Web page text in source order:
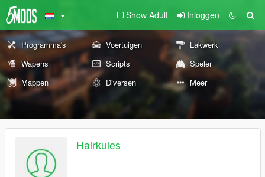
Show Adult Inloggen
Programma's Voertuigen
Lakwerk
Wapens
Scripts
Speler
Mappen
Diversen Meer
Hairkules